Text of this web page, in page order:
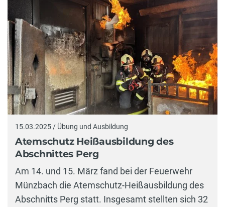
15.03.2025 / Übung und Ausbildung
Atemschutz Heißausbildung des
Abschnittes Perg
Am 14. und 15. März fand bei der Feuerwehr
Münzbach die Atemschutz-Heißausbildung des
Abschnitts Perg statt. Insgesamt stellten sich 32